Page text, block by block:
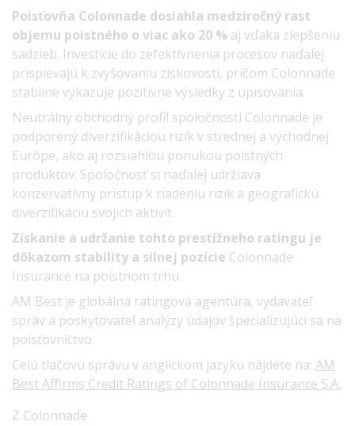
Poisťovňa Colonnade dosiahla medziročný rast
objemu poistného o viac ako 20 % aj vďaka zlepšeniu
sadzieb. Investície do zefektívnenia procesov naďalej
prispievajú k zvyšovaniu ziskovosti, pričom Colonnade
stabilne vykazuje pozitívne výsledky z upisovania.
Neutrálny obchodný profil spoločnosti Colonnade je
podporený diverzifikáciou rizík v strednej a východnej
Európe, ako aj rozsiahlou ponukou poistných
produktov. Spoločnosť si naďalej udržiava
konzervatívny prístup k riadeniu rizík a geografickú
diverzifikáciu svojich aktivít.
Získanie a udržanie tohto prestížneho ratingu je
dôkazom stability a silnej pozície Colonnade
Insurance na poistnom trhu.
AM Best je globálna ratingová agentúra, vydavateľ
správ a poskytovateľ analýzy údajov špecializujúci sa na
poisťovníctvo.
Celú tlačovú správu v anglickom jazyku nájdete na: AM
Best Affirms Credit Ratings of Colonnade Insurance S.A..
Z Colonnade